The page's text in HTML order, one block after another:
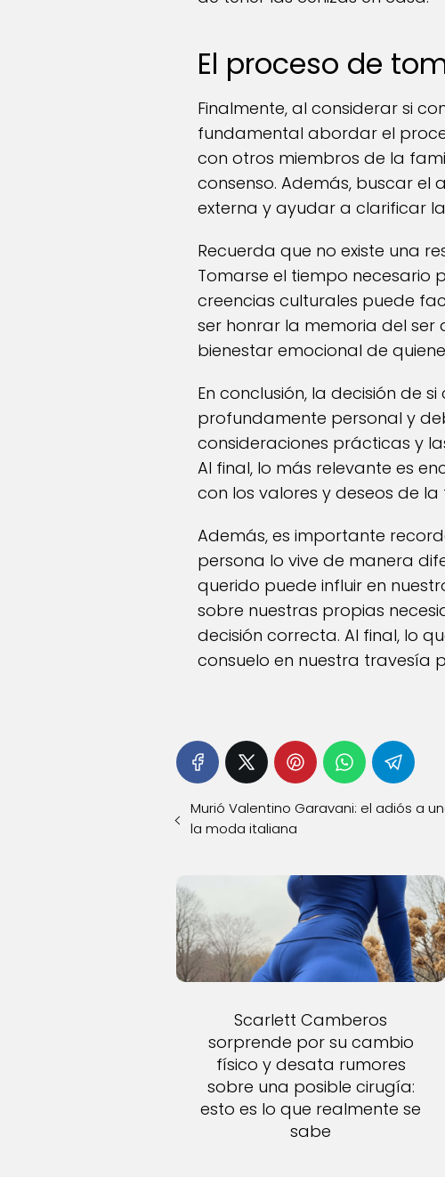
El proceso de
Finalmente, al considerar si
fundamental abordar el
con otros miembros de la
consenso. Además, buscar
externa y ayudar a clarificar
Recuerda que no existe una
Tomarse el tiempo necesario
creencias culturales puede
ser honrar la memoria del
bienestar emocional de
En conclusión, la decisión de
profundamente personal y
consideraciones prácticas y
Al final, lo más relevante es
con los valores y deseos de la
Además, es importante
persona lo vive de manera
querido puede influir en
sobre nuestras propias
decisión correcta. Al final, lo
consuelo en nuestra travesía
Murió Valentino Garavani: el adiós a
la moda italiana
Scarlett Camberos
sorprende por su cambio
físico y desata rumores
sobre una posible cirugía:
esto es lo que realmente se
sabe